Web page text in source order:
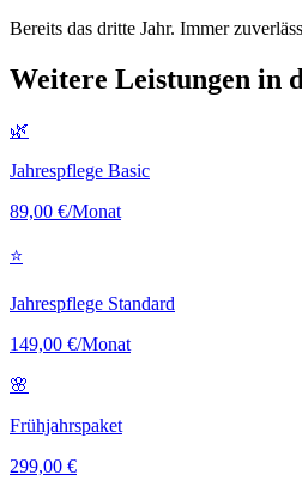
Bereits das dritte Jahr. Immer
Weitere Leistungen in
🌿
Jahrespflege Basic
89,00 €/Monat
⭐
Jahrespflege Standard
149,00 €/Monat
🌸
Frühjahrspaket
299,00 €